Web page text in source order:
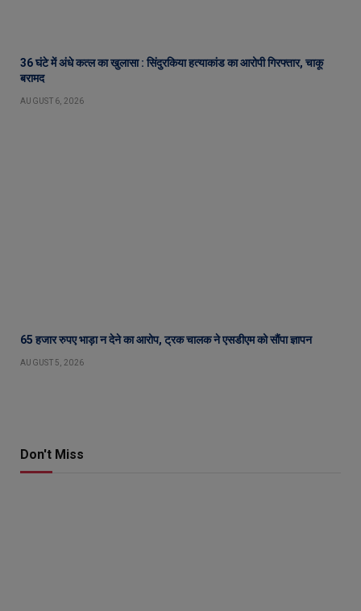
36 घंटे में अंधे कत्ल का खुलासा : सिंदुरकिया हत्याकांड का आरोपी गिरफ्तार, चाकू
बरामद
AUGUST 6, 2026
65 हजार रुपए भाड़ा न देने का आरोप, ट्रक चालक ने एसडीएम को सौंपा ज्ञापन
AUGUST 5, 2026
Don't Miss